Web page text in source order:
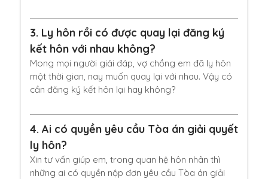
3. Ly hôn rồi có được quay lại đăng ký
kết hôn với nhau không?
Mong mọi người giải đáp, vợ chồng em đã ly hôn
một thời gian, nay muốn quay lại với nhau. Vậy có
cần đăng ký kết hôn lại hay không?
4. Ai có quyền yêu cầu Tòa án giải quyết
ly hôn?
Xin tư vấn giúp em, trong quan hệ hôn nhân thì
những ai có quyền nộp đơn yêu cầu Tòa án giải